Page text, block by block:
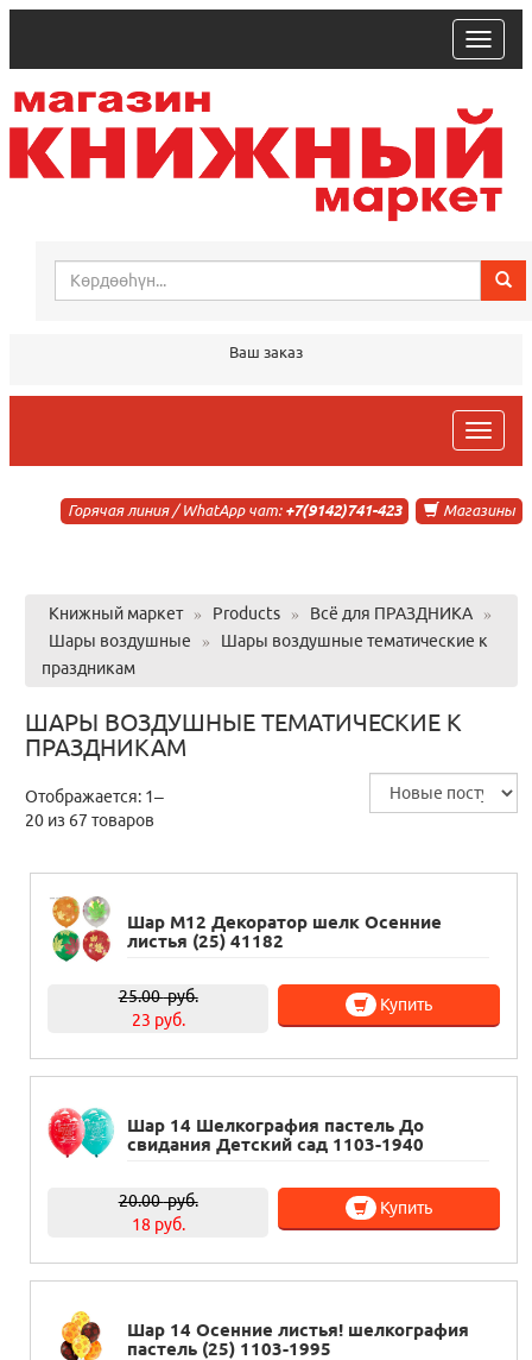
trk
Ваш заказ
trk
Магазины
Горячая линия / WhatApp чат: +7(9142)741-423
Книжный маркет » Products » Всё для ПРАЗДНИКА
»
Шары воздушные
»
Шары воздушные тематические к
праздникам
ШАРЫ ВОЗДУШНЫЕ ТЕМАТИЧЕСКИЕ К
ПРАЗДНИКАМ
Отображается: 1–
20 из 67 товаров
Шар М12 Декоратор шелк Осенние
листья (25) 41182
25.00руб.
23 руб.
Купить
Шар 14 Шелкография пастель До
свидания Детский сад 1103-1940
20.00руб.
18 руб.
Купить
Шар 14 Осенние листья! шелкография
пастель (25) 1103-1995